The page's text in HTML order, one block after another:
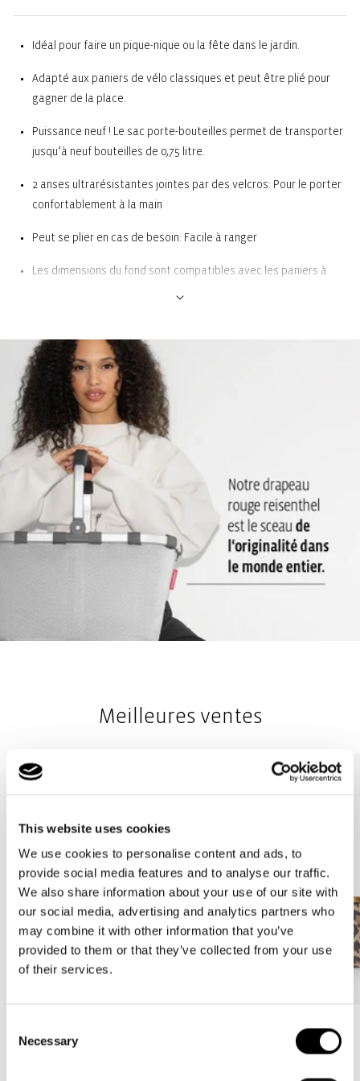
This website uses cookies
We use cookies to personalise content and ads, to
provide social media features and to analyse our traffic.
We also share information about your use of our site with
our social media, advertising and analytics partners who
may combine it with other information that you’ve
provided to them or that they’ve collected from your use
of their services.
Selection
Necessary
Idéal pour faire un pique-nique ou la fête dans le jardin.
Adapté aux paniers de vélo classiques et peut être plié pour
gagner de la place.
Puissance neuf ! Le sac porte-bouteilles permet de transporter
jusqu’à neuf bouteilles de 0,75 litre.
2 anses ultrarésistantes jointes par des velcros: Pour le porter
confortablement à la main
Peut se plier en cas de besoin: Facile à ranger
Les dimensions du fond sont compatibles avec les paniers à
Meilleures ventes
carrybag XS